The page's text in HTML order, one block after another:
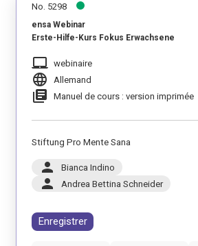
No. 5298
ensa Webinar
Erste-Hilfe-Kurs Fokus Erwachsene
laptop_mac webinaire
language Allemand
library_books Manuel de cours : version imprimée
Stiftung Pro Mente Sana
person Bianca Indino
person Andrea Bettina Schneider
Enregistrer